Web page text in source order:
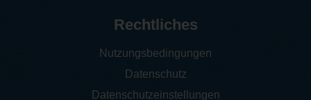
Rechtliches
Nutzungsbedingungen
Datenschutz
Datenschutzeinstellungen